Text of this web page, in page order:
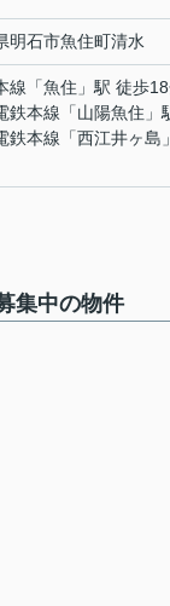
明石市魚住町清水
線 「魚住 」駅 徒歩
鉄本線 「山陽魚住 」
鉄本線 「西江井ヶ島
集中の物件